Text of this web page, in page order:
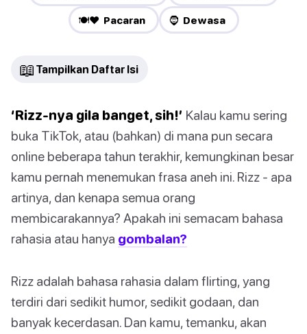
🍽️❤️ Pacaran 🧔 Dewasa
📖 Tampilkan Daftar Isi
‘Rizz-nya gila banget, sih!’ Kalau kamu sering
buka TikTok, atau (bahkan) di mana pun secara
online beberapa tahun terakhir, kemungkinan besar
kamu pernah menemukan frasa aneh ini. Rizz - apa
artinya, dan kenapa semua orang
membicarakannya? Apakah ini semacam bahasa
rahasia atau hanya gombalan?
Rizz adalah bahasa rahasia dalam flirting, yang
terdiri dari sedikit humor, sedikit godaan, dan
banyak kecerdasan. Dan kamu, temanku, akan